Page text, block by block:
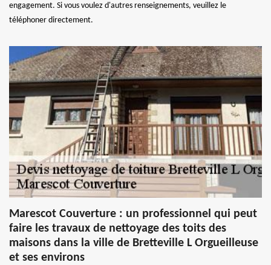
engagement. Si vous voulez d'autres renseignements, veuillez le
téléphoner directement.
Marescot Couverture : un professionnel qui peut
faire les travaux de nettoyage des toits des
maisons dans la ville de Bretteville L Orgueilleuse
et ses environs